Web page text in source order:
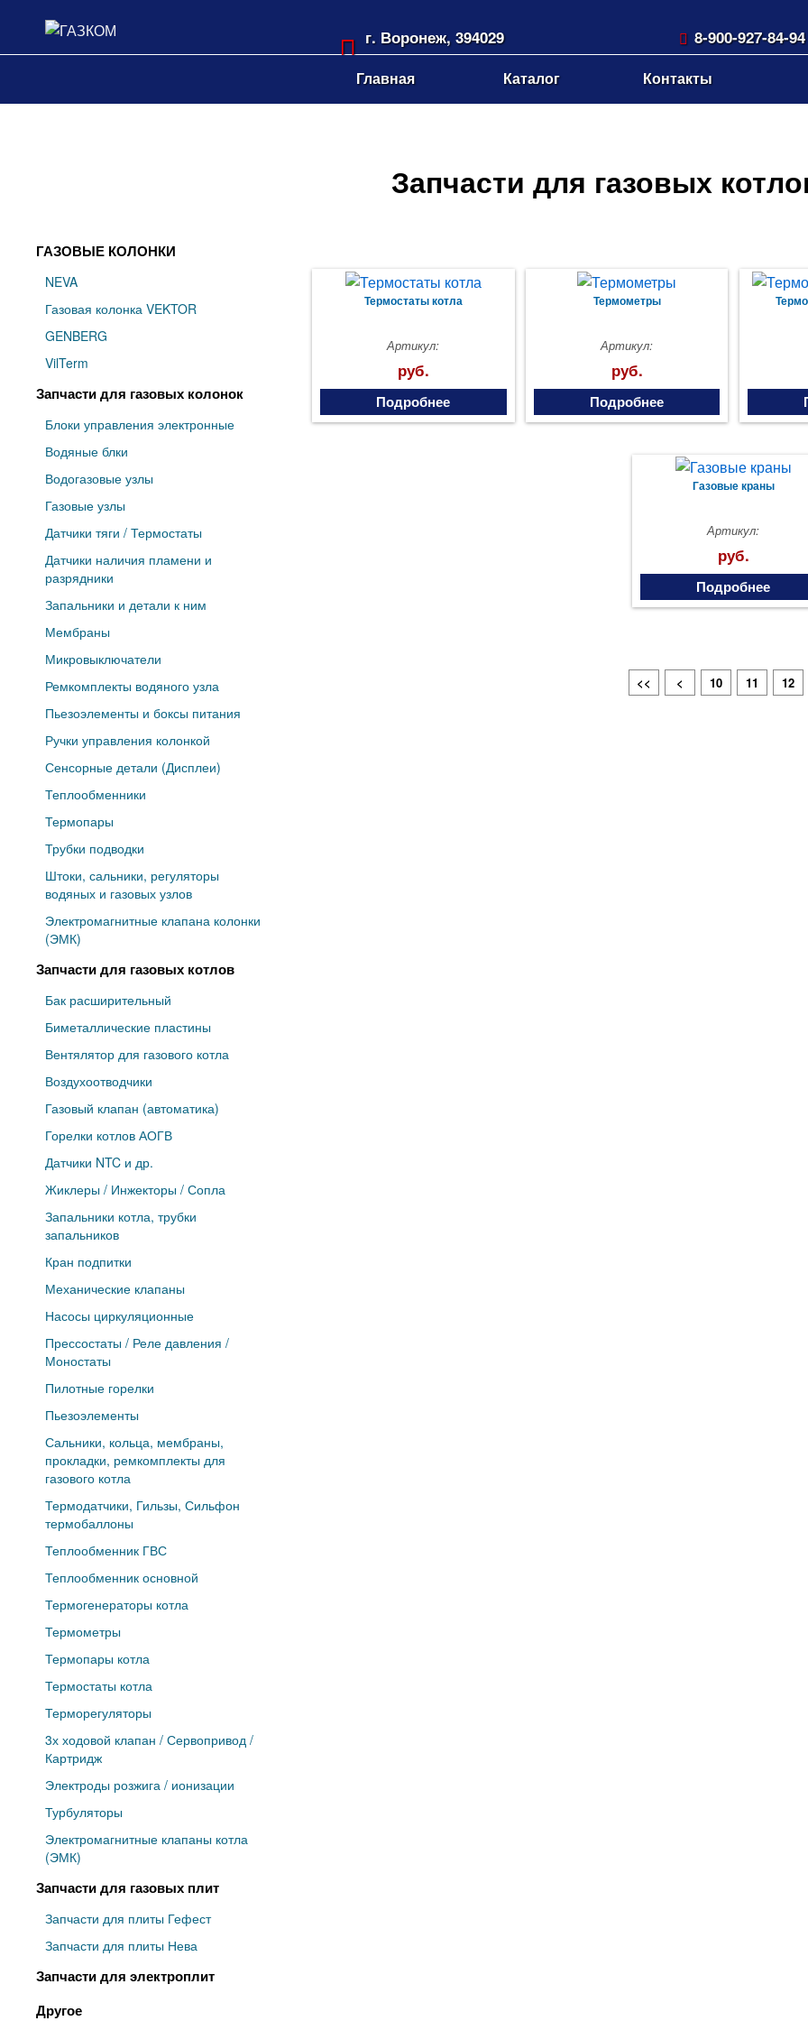
г. Воронеж, 394029
Ленинский пр-т, 18
8-900-927-84-94
gkvrn@mail.ru
Главная Каталог Контакты
Запчасти для газовых
Термостаты котла
Артикул:
руб.
Подробнее
Термометры
Артикул:
руб.
Подробнее
Газовые краны
Артикул:
руб.
Подробнее
<< < 10 11 12
ГАЗОВЫЕ КОЛОНКИ
NEVA
Газовая колонка VEKTOR
GENBERG
VilTerm
Запчасти для газовых колонок
Блоки управления электронные
Водяные блки
Водогазовые узлы
Газовые узлы
Датчики тяги / Термостаты
Датчики наличия пламени и
разрядники
Запальники и детали к ним
Мембраны
Микровыключатели
Ремкомплекты водяного узла
Пьезоэлементы и боксы питания
Ручки управления колонкой
Сенсорные детали (Дисплеи)
Теплообменники
Термопары
Трубки подводки
Штоки, сальники, регуляторы
водяных и газовых узлов
Электромагнитные клапана колонки
(ЭМК)
Запчасти для газовых котлов
Бак расширительный
Биметаллические пластины
Вентялятор для газового котла
Воздухоотводчики
Газовый клапан (автоматика)
Горелки котлов АОГВ
Датчики NTC и др.
Жиклеры / Инжекторы / Сопла
Запальники котла, трубки
запальников
Кран подпитки
Механические клапаны
Насосы циркуляционные
Прессостаты / Реле давления /
Моностаты
Пилотные горелки
Пьезоэлементы
Сальники, кольца, мембраны,
прокладки, ремкомплекты для
газового котла
Термодатчики, Гильзы, Сильфон
термобаллоны
Теплообменник ГВС
Теплообменник основной
Термогенераторы котла
Термометры
Термопары котла
Термостаты котла
Терморегуляторы
3х ходовой клапан / Сервопривод /
Картридж
Электроды розжига / ионизации
Турбуляторы
Электромагнитные клапаны котла
(ЭМК)
Запчасти для газовых плит
Запчасти для плиты Гефест
Запчасти для плиты Нева
Запчасти для электроплит
Другое